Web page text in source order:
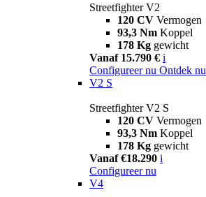
Streetfighter V2
120 CV Vermogen
93,3 Nm Koppel
178 Kg gewicht
Vanaf 15.790 € i
Configureer nu Ontdek nu
V2 S
Streetfighter V2 S
120 CV Vermogen
93,3 Nm Koppel
178 Kg gewicht
Vanaf €18.290 i
Configureer nu
V4